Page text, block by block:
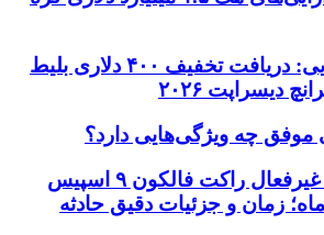
فرصت استثنایی: دریافت تخفیف ۴۰۰ دلاری بلیط
دیسراپت ۲۰۲۶
موفق چه ویژگی‌هایی دارد؟
برخورد قطعه غیرفعال راکت فالکون ۹ اسپیس
زمان و جزئیات دقیق حادثه